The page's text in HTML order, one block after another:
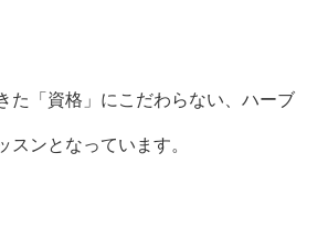
た「資格」にこだわらない、ハーブ
スンとなっています。